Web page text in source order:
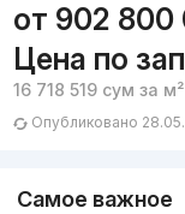
от 902 800
Цена по
16 718 519 сум за м²
Опубликовано
Самое важное